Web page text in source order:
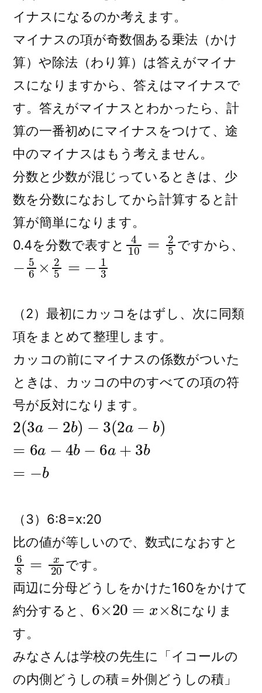
イナスになるのか考えます。
マイナスの項が奇数個ある乗法（かけ
算）や除法（わり算）は答えがマイナ
スになりますから、答えはマイナスで
す。答えがマイナスとわかったら、計
算の一番初めにマイナスをつけて、途
中のマイナスはもう考えません。
分数と少数が混じっているときは、少
数を分数になおしてから計算すると計
算が簡単になります。
0.4を分数で表すと
410 25
ですから、
56 ×25 = − 1 3
（2）最初にカッコをはずし、次に同類
項をまとめて整理します。
カッコの前にマイナスの係数がついた
ときは、カッコの中のすべての項の符
号が反対になります。
2(3 a − 2b)− 3 (2a −
6a b− + 3
b
（3）6:8=x:20
比の値が等しいので、数式になおすと
68 =x20
です。
両辺に分母どうしをかけた160をかけて
約分すると、
6 ×20= x×8
になりま
す。
みなさんは学校の先生に「イコールの
の内側どうしの積＝外側どうしの積」